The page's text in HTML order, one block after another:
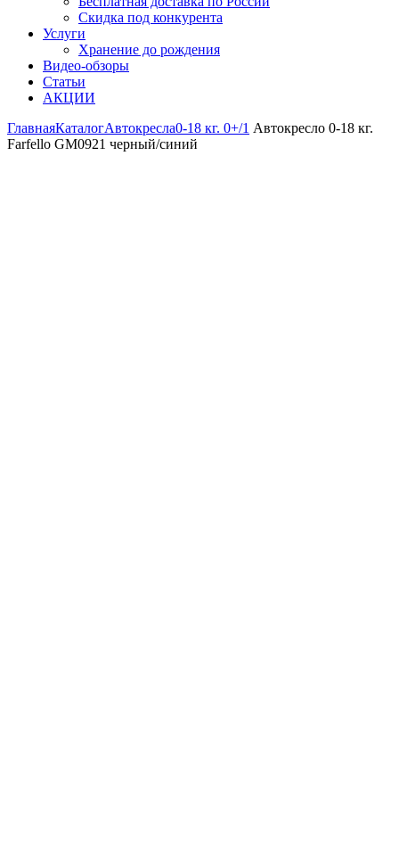
Скидка под конкурента
Услуги
Хранение до рождения
Видео-обзоры
Статьи
АКЦИИ
ГлавнаяКаталогАвтокресла0-18 кг. 0+/1 Автокресло 0-18 кг.
Farfello GM0921 черный/синий